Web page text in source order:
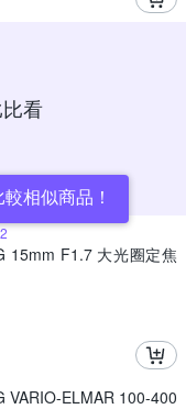
看
相似商品！
15mm F1.7 大光圈定焦
VARIO-ELMAR 100-400